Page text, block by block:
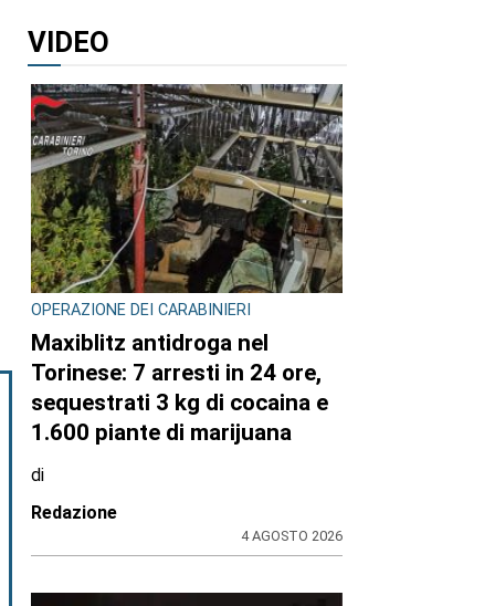
VIDEO
OPERAZIONE DEI CARABINIERI
Maxiblitz antidroga nel
Torinese: 7 arresti in 24 ore,
sequestrati 3 kg di cocaina e
1.600 piante di marijuana
di
Redazione
4 AGOSTO 2026